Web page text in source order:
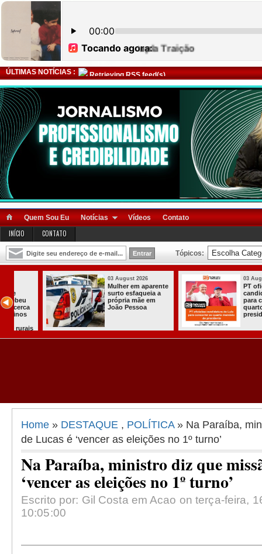
ÚLTIMAS NOTÍCIAS : Retrieving RSS feed(s)
Quem Sou Eu Notícias Vídeos Contato
INÍCIO CONTATO
Tópicos:
03 August 2026
PT oficializa
candidatura de Lula
para concorrer ao
quarto mandato de
presidente
03 August 2026
Efraim Filho
anuncia
Pontes,
Cabo
como vice na
disputa ao
da Paraíba
Home » DESTAQUE , POLÍTICA» Na Paraíba,
de Lucas é ‘vencer as eleições no 1º turno’
Na Paraíba, ministro diz que
‘vencer as eleições no 1º turno’
Escrito por: Gil Costa em Acao on terça-feira,
10:05:00